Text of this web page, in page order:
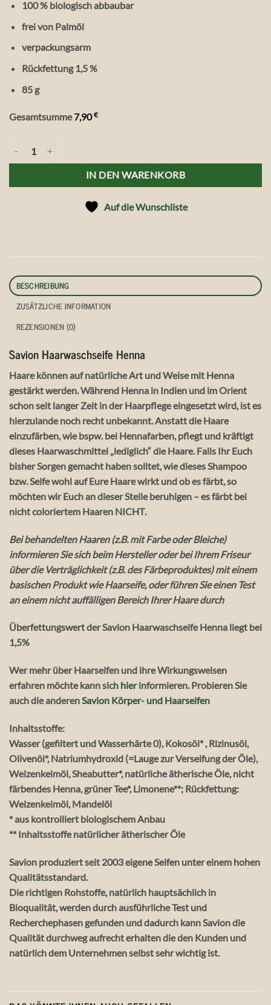
100 % biologisch abbaubar
frei von Palmöl
verpackungsarm
Rückfettung 1,5 %
85 g
Gesamtsumme 7,90€
IN DEN WARENKORB
Auf die Wunschliste
BESCHREIBUNG
ZUSÄTZLICHE INFORMATION
REZENSIONEN (0)
Savion Haarwaschseife Henna
Haare können auf natürliche Art und Weise mit Henna
gestärkt werden. Während Henna in Indien und im Orient
schon seit langer Zeit in der Haarpflege eingesetzt wird, ist es
hierzulande noch recht unbekannt. Anstatt die Haare
einzufärben, wie bspw. bei Hennafarben, pflegt und kräftigt
dieses Haarwaschmittel „lediglich“ die Haare. Falls Ihr Euch
bisher Sorgen gemacht haben solltet, wie dieses Shampoo
bzw. Seife wohl auf Eure Haare wirkt und ob es färbt, so
möchten wir Euch an dieser Stelle beruhigen – es färbt bei
nicht coloriertem Haaren NICHT.
Bei behandelten Haaren (z.B. mit Farbe oder Bleiche)
informieren Sie sich beim Hersteller oder bei Ihrem Friseur
über die Verträglichkeit (z.B. des Färbeproduktes) mit einem
basischen Produkt wie Haarseife, oder führen Sie einen Test
an einem nicht auffälligen Bereich Ihrer Haare durch
Überfettungswert der Savion Haarwaschseife Henna liegt bei
1,5%
Wer mehr über Haarseifen und ihre Wirkungsweisen
erfahren möchte kann sich hierinformieren. Probieren Sie
auch die anderenSavion Körper- und Haarseifen
Inhaltsstoffe:
Wasser (gefiltert und Wasserhärte 0), Kokosöl* , Rizinusöl,
Olivenöl*, Natriumhydroxid (=Lauge zur Verseifung der Öle),
Weizenkeimöl, Sheabutter*, natürliche ätherische Öle, nicht
färbendes Henna, grüner Tee*, Limonene**; Rückfettung:
Weizenkeimöl, Mandelöl
* aus kontrolliert biologischem Anbau
** Inhaltsstoffe natürlicher ätherischer Öle
Savion produziert seit 2003 eigene Seifen unter einem hohen
Qualitätsstandard.
Die richtigen Rohstoffe, natürlich hauptsächlich in
Bioqualität, werden durch ausführliche Test und
Recherchephasen gefunden und dadurch kann Savion die
Qualität durchweg aufrecht erhalten die den Kunden und
natürlich dem Unternehmen selbst sehr wichtig ist.